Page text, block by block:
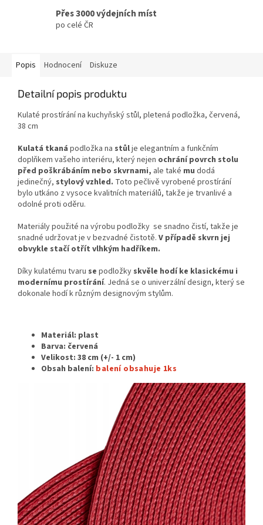
Přes 3000 výdejních míst
po celé ČR
Popis Hodnocení Diskuze
Detailní popis produktu
Kulaté prostírání na kuchyňský stůl, pletená podložka, červená,
38 cm
Kulatá tkaná podložka na stůlje elegantním a funkčním
doplňkem vašeho interiéru, který nejen ochrání povrch stolu
před poškrábáním nebo skvrnami, ale také mu dodá
jedinečný, stylový vzhled. Toto pečlivě vyrobené prostírání
bylo utkáno z vysoce kvalitních materiálů, takže je trvanlivé a
odolné proti oděru.
Materiály použité na výrobu podložky se snadno čistí, takže je
snadné udržovat je v bezvadné čistotě. V případě skvrn jej
obvykle stačí otřít vlhkým hadříkem.
Díky kulatému tvaru se podložky skvěle hodí ke klasickému i
modernímu prostírání. Jedná se o univerzální design, který se
dokonale hodí k různým designovým stylům.
Materiál: plast
Barva: červená
Velikost: 38 cm (+/- 1 cm)
Obsah balení: balení obsahuje 1ks